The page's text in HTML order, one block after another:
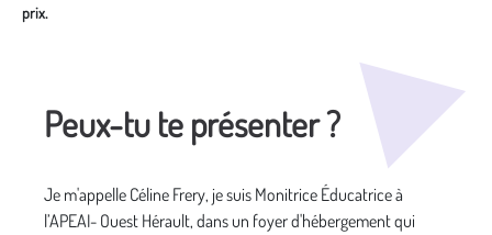
prix.
Peux-tu te présenter ?
Je m'appelle Céline Frery, je suis Monitrice Éducatrice à
l’APEAI- Ouest Hérault, dans un foyer d'hébergement qui